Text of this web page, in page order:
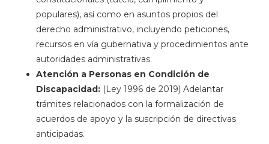
populares), así como en asuntos propios del
derecho administrativo, incluyendo peticiones,
recursos en vía gubernativa y procedimientos ante
autoridades administrativas.
Atención a Personas en Condición de
Discapacidad: (Ley 1996 de 2019) Adelantar
trámites relacionados con la formalización de
acuerdos de apoyo y la suscripción de directivas
anticipadas.